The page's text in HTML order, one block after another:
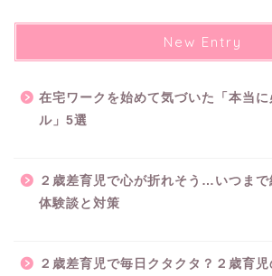
New Entry
在宅ワークを始めて気づいた「本当
ル」5選
２歳差育児で心が折れそう…いつま
体験談と対策
２歳差育児で毎日クタクタ？２歳育